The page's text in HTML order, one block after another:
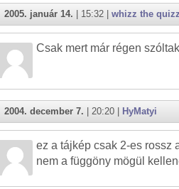
2005. január 14. | 15:32 | whizz the
Csak mert már régen
2004. december 7. | 20:20 | HyMatyi
ez a tájkép csak 2-es rossz
nem a függöny mögül